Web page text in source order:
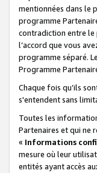
mentionnées dans le
programme
contradiction entre le
l’accord que vous
programme séparé.
Programme
Chaque fois qu’ils
s'entendent sans
Toutes les
Partenaires et qui ne
« Informations
mesure où leur
entités ayant accès